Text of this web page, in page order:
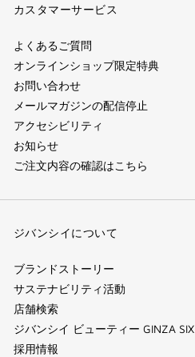
カスタマーサービス
よくあるご質問
オンラインショップ限定特典
お問い合わせ
メールマガジンの配信停止
アクセシビリティ
お知らせ
ご注文内容の確認はこちら
ジバンシイについて
ブランドストーリー
サステナビリティ活動
店舗検索
ジバンシイ ビューティー GINZA SIX
採用情報